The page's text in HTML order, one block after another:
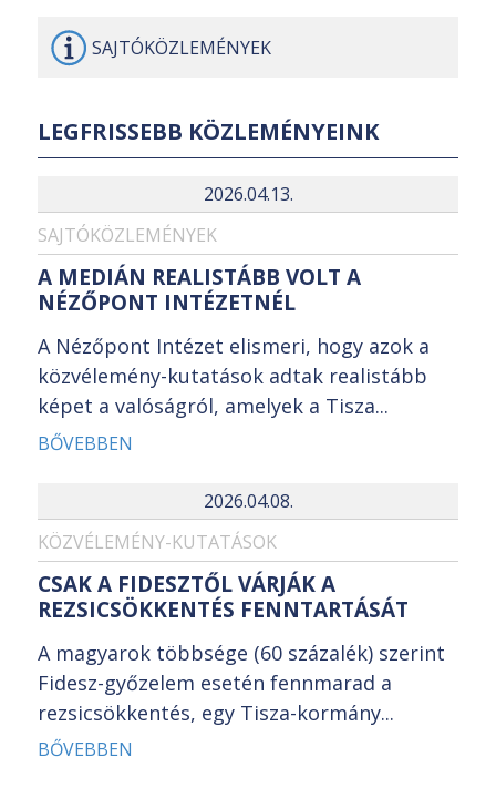
SAJTÓKÖZLEMÉNYEK
LEGFRISSEBB KÖZLEMÉNYEINK
2026.04.13.
SAJTÓKÖZLEMÉNYEK
A MEDIÁN REALISTÁBB VOLT A
NÉZŐPONT INTÉZETNÉL
A Nézőpont Intézet elismeri, hogy azok a
közvélemény-kutatások adtak realistább
képet a valóságról, amelyek a Tisza...
BŐVEBBEN
2026.04.08.
KÖZVÉLEMÉNY-KUTATÁSOK
CSAK A FIDESZTŐL VÁRJÁK A
REZSICSÖKKENTÉS FENNTARTÁSÁT
A magyarok többsége (60 százalék) szerint
Fidesz-győzelem esetén fennmarad a
rezsicsökkentés, egy Tisza-kormány...
BŐVEBBEN